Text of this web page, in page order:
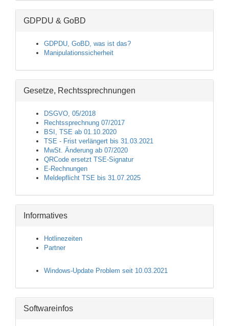
GDPDU & GoBD
GDPDU, GoBD, was ist das?
Manipulationssicherheit
Gesetze, Rechtssprechnungen
DSGVO, 05/2018
Rechtssprechnung 07/2017
BSI, TSE ab 01.10.2020
TSE - Frist verlängert bis 31.03.2021
MwSt. Änderung ab 07/2020
QRCode ersetzt TSE-Signatur
E-Rechnungen
Meldepflicht TSE bis 31.07.2025
Informatives
Hotlinezeiten
Partner
Windows-Update Problem seit 10.03.2021
Softwareinfos